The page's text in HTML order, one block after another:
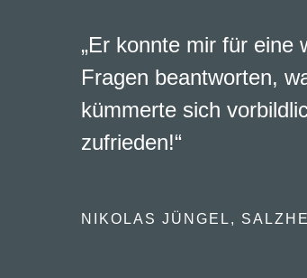
„Er konnte mir für eine
Fragen beantworten,
kümmerte sich
zufrieden!“
NIKOLAS JÜNGEL,